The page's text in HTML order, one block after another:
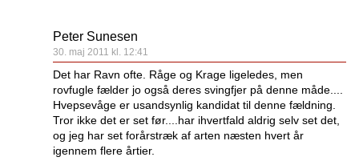
Peter Sunesen
30. maj 2011 kl. 12:41
Det har Ravn ofte. Råge og Krage ligeledes, men
rovfugle fælder jo også deres svingfjer på denne måde....
Hvepsevåge er usandsynlig kandidat til denne fældning.
Tror ikke det er set før....har ihvertfald aldrig selv set det,
og jeg har set forårstræk af arten næsten hvert år
igennem flere årtier.